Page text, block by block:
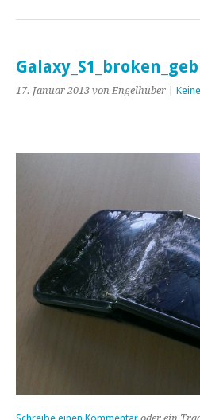
17. Januar 2013 von Engelhuber